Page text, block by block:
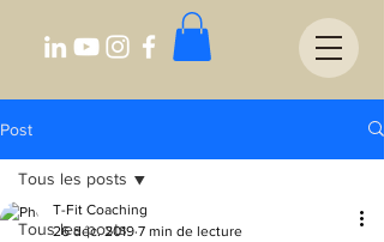
Post
Tous les posts
Tous les posts
T-Fit Coaching
26 déc. 2019 7 min de lecture